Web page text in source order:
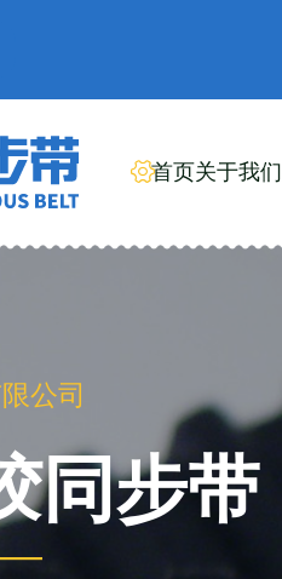
首页关于我们
公司
同步带